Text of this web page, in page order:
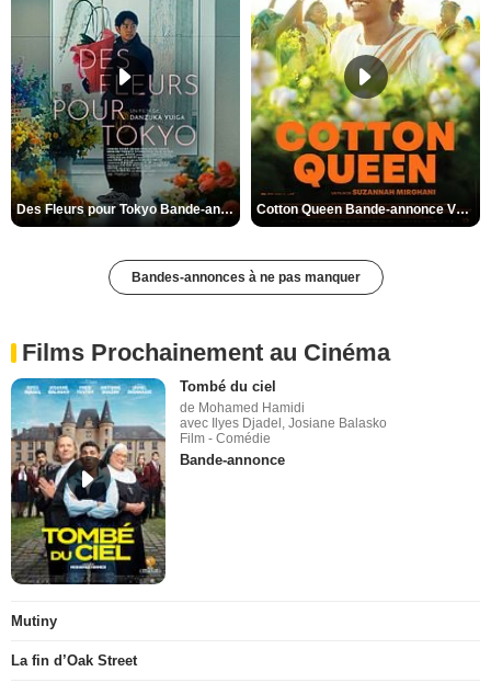
Des Fleurs pour Tokyo Bande-annonce VO STFR Cotton Queen Bande-annonce VO STFR
Bandes-annonces à ne pas manquer
Films Prochainement au Cinéma
Tombé du ciel
de Mohamed Hamidi
avec Ilyes Djadel, Josiane Balasko
Film - Comédie
Bande-annonce
Mutiny
La fin d’Oak Street